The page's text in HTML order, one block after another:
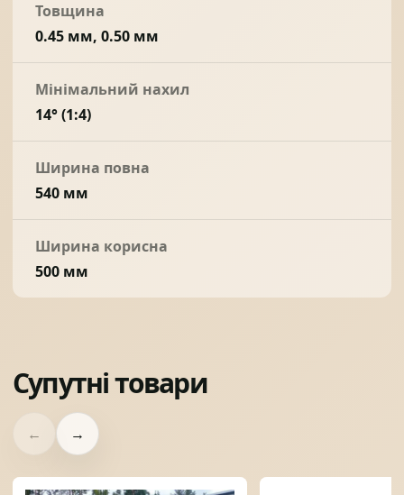
Товщина
0.45 мм, 0.50 мм
Мінімальний нахил
14° (1:4)
Ширина повна
540 мм
Ширина корисна
500 мм
Супутні товари
← →